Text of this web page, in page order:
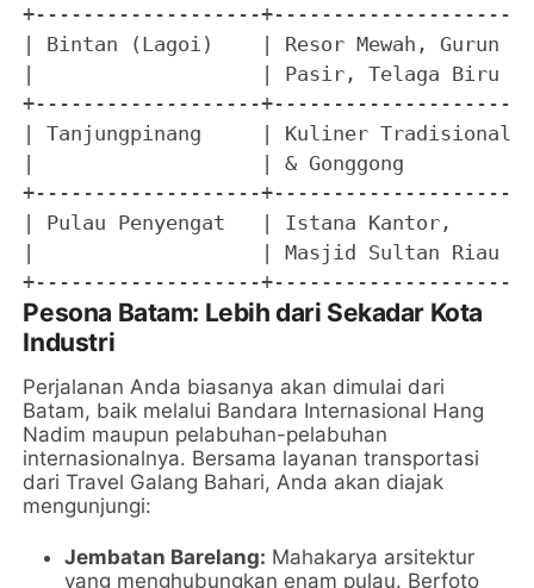
+-------------------+--------------------
| Bintan (Lagoi)    | Resor Mewah,
|                   | Pasir, Telaga Biru |
+-------------------+--------------------
| Tanjungpinang     | Kuliner Tradisional|
|                   | & Gonggong         |
+-------------------+--------------------
| Pulau Penyengat   | Istana Kantor,
|                   | Masjid Sultan Riau
Pesona Batam: Lebih dari Sekadar Kota
Industri
Perjalanan Anda biasanya akan dimulai dari
Batam, baik melalui Bandara Internasional Hang
Nadim maupun pelabuhan-pelabuhan
internasionalnya. Bersama layanan transportasi
dari Travel Galang Bahari, Anda akan diajak
mengunjungi:
Jembatan Barelang: Mahakarya arsitektur
yang menghubungkan enam pulau. Berfoto